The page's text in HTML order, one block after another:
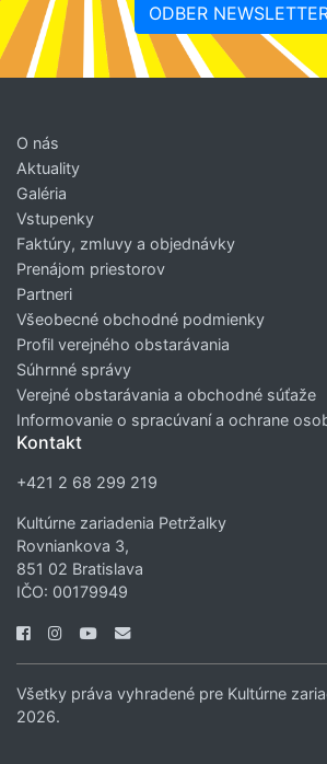
ODBER
O nás
Aktuality
Galéria
Vstupenky
Faktúry, zmluvy a objednávky
Prenájom priestorov
Partneri
Všeobecné obchodné podmienky
Profil verejného obstarávania
Súhrnné správy
Verejné obstarávania a obchodné súťaže
Informovanie o spracúvaní a ochrane
Kontakt
+421 2 68 299 219
Kultúrne zariadenia Petržalky
Rovniankova 3,
851 02 Bratislava
IČO: 00179949
Všetky práva vyhradené pre Kultúrne
2026.